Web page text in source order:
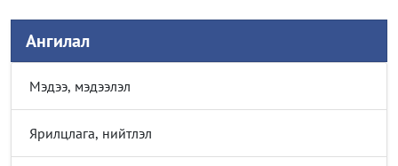
Ангилал
Мэдээ, мэдээлэл
Ярилцлага, нийтлэл